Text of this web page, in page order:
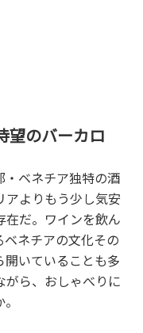
望のバーカロ
ベネチア独特の酒
アよりもう少し気安
在だ。ワインを飲ん
ネチアの文化その
いていることも多
がら、おしゃべりに